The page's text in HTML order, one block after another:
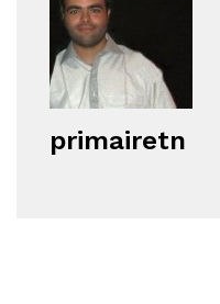
primairetn